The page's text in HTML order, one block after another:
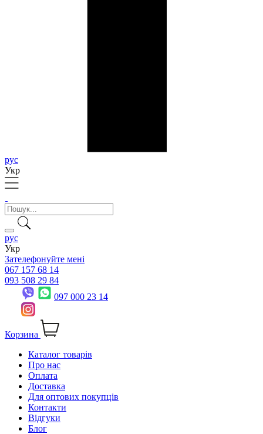
рус
Укр
рус
Укр
Зателефонуйте мені
067 157 68 14
093 508 29 84
097 000 23 14
Корзина
Каталог товарів
Про нас
Оплата
Доставка
Для оптових покупців
Контакти
Відгуки
Блог